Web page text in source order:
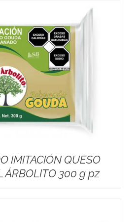
IMITACIÓN QUESO
ÁRBOLITO 300 g pz